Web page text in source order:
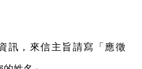
訊，來信主旨請寫「應徵